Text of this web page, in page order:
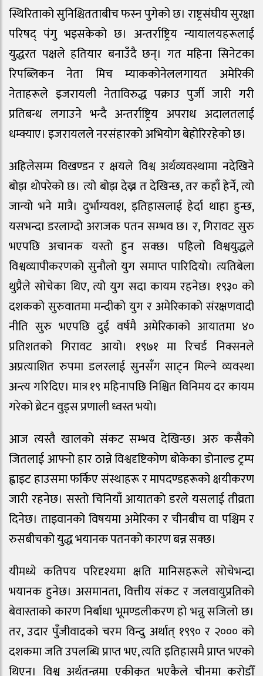
स्थिरिताको सुनिश्चितताबीच फस्न पुगेको छ। राष्ट्रसंघीय सुरक्षा
परिषद् पंगु भइसकेको छ। अन्तर्राष्ट्रिय न्यायालयहरूलाई
युद्धरत पक्षले हतियार बनाउँदै छन्। गत महिना सिनेटका
रिपब्लिकन नेता मिच म्याककोनेललगायत अमेरिकी
नेताहरूले इजरायली नेताविरुद्ध पक्राउ पुर्जी जारी गरी
प्रतिबन्ध लगाउने भन्दै अन्तर्राष्ट्रिय अपराध अदालतलाई
धम्क्याए। इजरायलले नरसंहारको अभियोग बेहोरिरहेको छ।
अहिलेसम्म विखण्डन र क्षयले विश्व अर्थव्यवस्थामा नदेखिने
बोझ थोपरेको छ। त्यो बोझ देख्न त देखिन्छ, तर कहाँ हेर्ने, त्यो
जान्यो भने मात्रै। दुर्भाग्यवश, इतिहासलाई हेर्दा थाहा हुन्छ,
यसभन्दा डरलाग्दो अराजक पतन सम्भव छ। र, गिरावट सुरु
भएपछि अचानक यस्तो हुन सक्छ। पहिलो विश्वयुद्धले
विश्वव्यापीकरणको सुनौलो युग समाप्त पारिदियो। त्यतिबेला
थुप्रैले सोचेका थिए, त्यो युग सदा कायम रहनेछ। १९३० को
दशकको सुरुवातमा मन्दीको युग र अमेरिकाको संरक्षणवादी
नीति सुरु भएपछि दुई वर्षमै अमेरिकाको आयातमा ४०
प्रतिशतको गिरावट आयो। १९७१ मा रिचर्ड निक्सनले
अप्रत्याशित रुपमा डलरलाई सुनसँग साट्न मिल्ने व्यवस्था
अन्त्य गरिदिए। मात्र १९ महिनापछि निश्चित विनिमय दर कायम
गरेको ब्रेटन वुड्स प्रणाली ध्वस्त भयो।
आज त्यस्तै खालको संकट सम्भव देखिन्छ। अरु कसैको
जितलाई आफ्नो हार ठान्ने विश्वदृष्टिकोण बोकेका डोनाल्ड ट्रम्प
ह्वाइट हाउसमा फर्किए संस्थाहरू र मापदण्डहरूको क्षयीकरण
जारी रहनेछ। सस्तो चिनियाँ आयातको डरले यसलाई तीव्रता
दिनेछ। ताइवानको विषयमा अमेरिका र चीनबीच वा पश्चिम र
रुसबीचको युद्ध भयानक पतनको कारण बन्न सक्छ।
यीमध्ये कतिपय परिदृश्यमा क्षति मानिसहरूले सोचेभन्दा
भयानक हुनेछ। असमानता, वित्तीय संकट र जलवायुप्रतिको
बेवास्ताको कारण निर्बाधा भूमण्डलीकरण हो भन्नु सजिलो छ।
तर, उदार पुँजीवादको चरम विन्दु अर्थात् १९९० र २००० को
दशकमा जति उपलब्धि प्राप्त भए, त्यति इतिहासमै प्राप्त भएको
थिएन। विश्व अर्थतन्त्रमा एकीकृत भएकैले चीनमा करोडौँ